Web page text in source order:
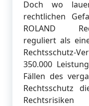
Doch wo
rechtlichen
ROLAND
reguliert als
Rechtsschutz-
350.000
Fällen des
Rechtsschutz